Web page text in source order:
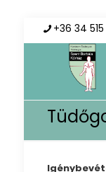
+36 34